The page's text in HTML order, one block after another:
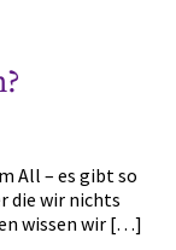
All – es gibt so
die wir nichts
wissen wir […]